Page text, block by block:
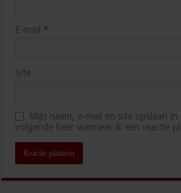
E-mail *
Site
Mijn naam, e-mail en site opslaan
volgende keer wanneer ik een reactie